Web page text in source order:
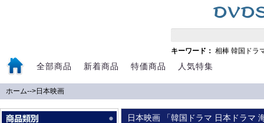
キーワード： 相棒 韓国ドラ
全部商品 新着商品 特価商品 人気特集
ホーム-->日本映画
日本映画 「韓国ドラマ 日本ドラマ